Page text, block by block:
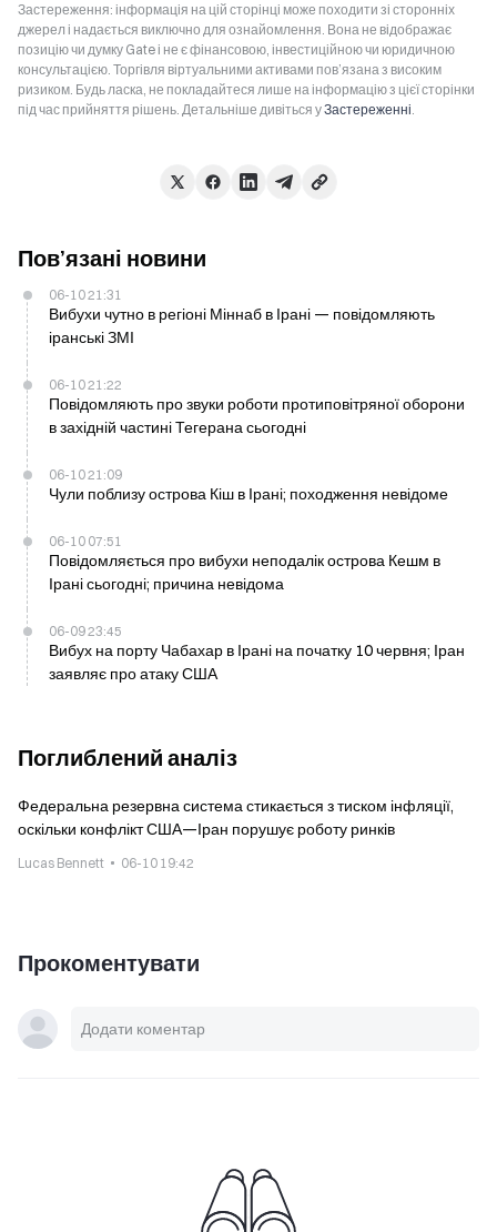
Застереження: інформація на цій сторінці може походити зі сторонніх
джерел і надається виключно для ознайомлення. Вона не відображає
позицію чи думку Gate і не є фінансовою, інвестиційною чи юридичною
консультацією. Торгівля віртуальними активами пов’язана з високим
ризиком. Будь ласка, не покладайтеся лише на інформацію з цієї сторінки
під час прийняття рішень. Детальніше дивіться уЗастереженні.
Пов’язані новини
06-10 21:31
Вибухи чутно в регіоні Міннаб в Ірані — повідомляють
іранські ЗМІ
06-10 21:22
Повідомляють про звуки роботи протиповітряної оборони
в західній частині Тегерана сьогодні
06-10 21:09
Чули поблизу острова Кіш в Ірані; походження невідоме
06-10 07:51
Повідомляється про вибухи неподалік острова Кешм в
Ірані сьогодні; причина невідома
06-09 23:45
Вибух на порту Чабахар в Ірані на початку 10 червня; Іран
заявляє про атаку США
Поглиблений аналіз
Федеральна резервна система стикається з тиском інфляції,
оскільки конфлікт США—Іран порушує роботу ринків
Lucas Bennett 06-10 19:42
Прокоментувати